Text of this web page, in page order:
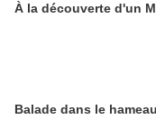
À la découverte d'un
Balade dans le